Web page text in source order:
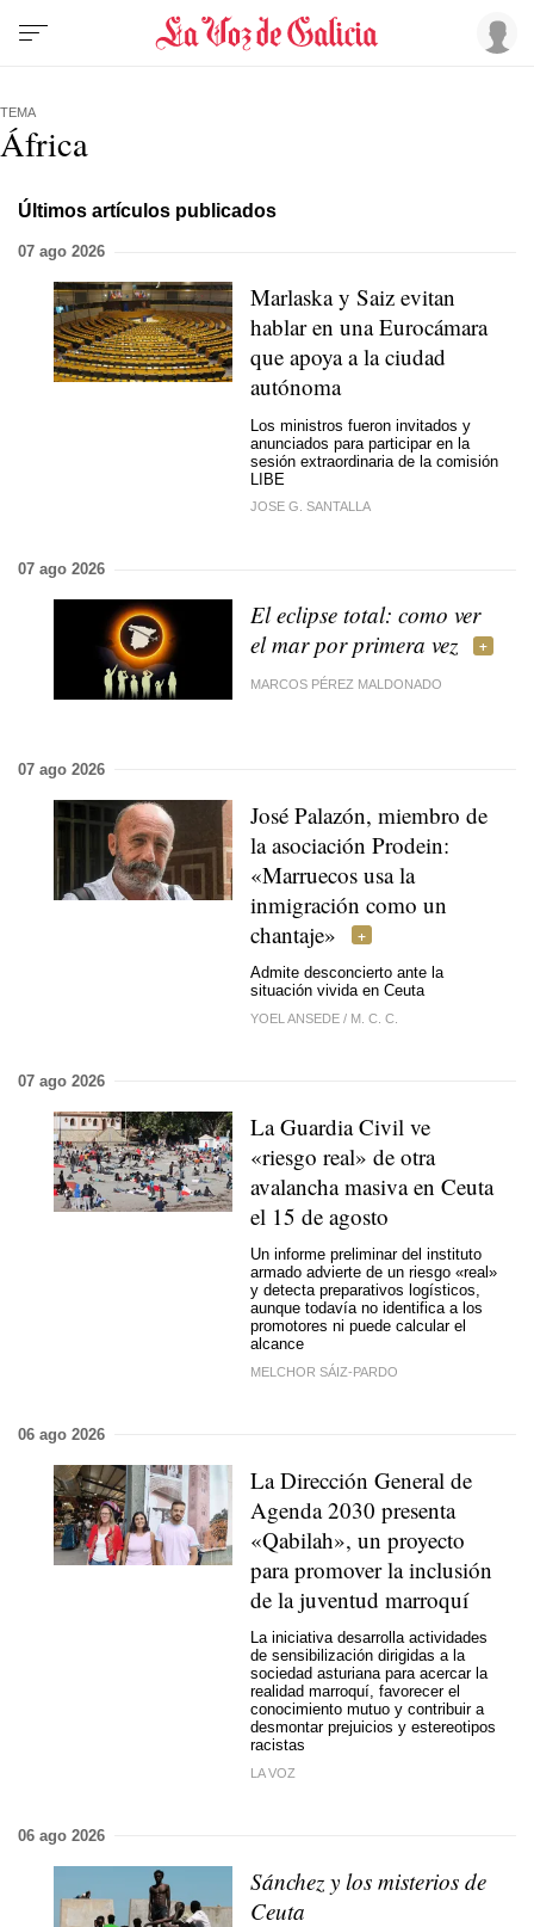
TEMA
África
Últimos artículos publicados
07 ago 2026
Marlaska y Saiz evitan
hablar en una Eurocámara
que apoya a la ciudad
autónoma
Los ministros fueron invitados y
anunciados para participar en la
sesión extraordinaria de la comisión
LIBE
JOSE G. SANTALLA
07 ago 2026
El eclipse total: como ver
el mar por primera vez
MARCOS PÉREZ MALDONADO
07 ago 2026
José Palazón, miembro de
la asociación Prodein:
«Marruecos usa la
inmigración como un
chantaje»
Admite desconcierto ante la
situación vivida en Ceuta
YOEL ANSEDE / M. C. C.
07 ago 2026
La Guardia Civil ve
«riesgo real» de otra
avalancha masiva en Ceuta
el 15 de agosto
Un informe preliminar del instituto
armado advierte de un riesgo «real»
y detecta preparativos logísticos,
aunque todavía no identifica a los
promotores ni puede calcular el
alcance
MELCHOR SÁIZ-PARDO
06 ago 2026
La Dirección General de
Agenda 2030 presenta
«Qabilah», un proyecto
para promover la inclusión
de la juventud marroquí
La iniciativa desarrolla actividades
de sensibilización dirigidas a la
sociedad asturiana para acercar la
realidad marroquí, favorecer el
conocimiento mutuo y contribuir a
desmontar prejuicios y estereotipos
racistas
LA VOZ
06 ago 2026
Sánchez y los misterios de
Ceuta